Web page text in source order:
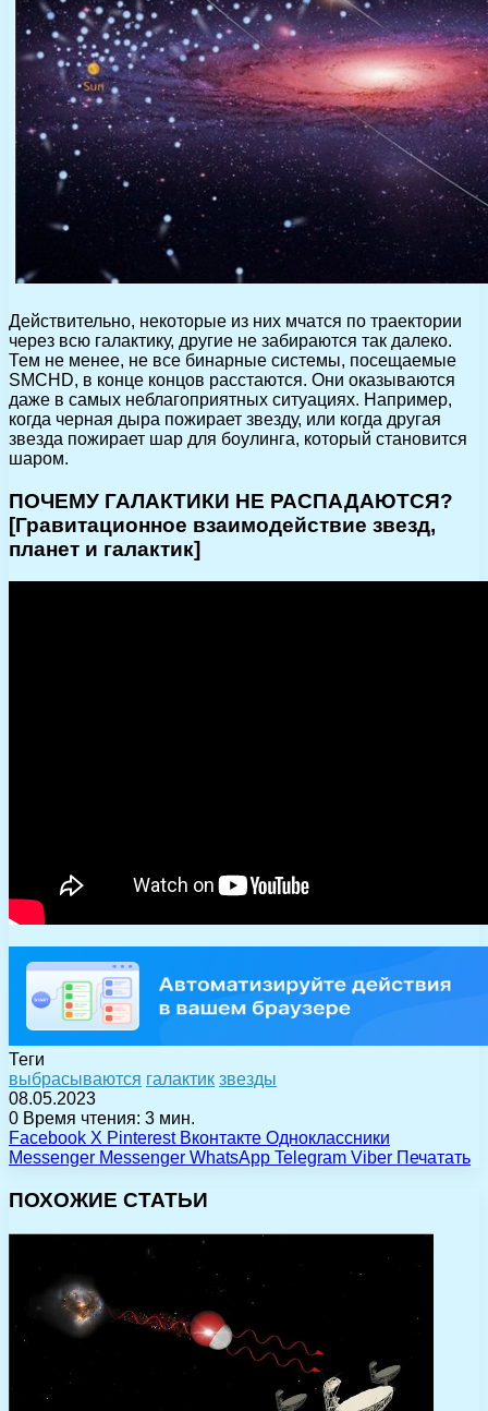
Действительно, некоторые из них мчатся по траектории
через всю галактику, другие не забираются так далеко.
Тем не менее, не все бинарные системы, посещаемые
SMCHD, в конце концов расстаются. Они оказываются
даже в самых неблагоприятных ситуациях. Например,
когда черная дыра пожирает звезду, или когда другая
звезда пожирает шар для боулинга, который становится
шаром.
ПОЧЕМУ ГАЛАКТИКИ НЕ РАСПАДАЮТСЯ?
[Гравитационное взаимодействие звезд,
планет и галактик]
Теги
выбрасываются галактик звезды
08.05.2023
0 Время чтения: 3 мин.
Facebook X Pinterest Вконтакте Одноклассники
Messenger Messenger WhatsApp Telegram Viber Печатать
ПОХОЖИЕ СТАТЬИ